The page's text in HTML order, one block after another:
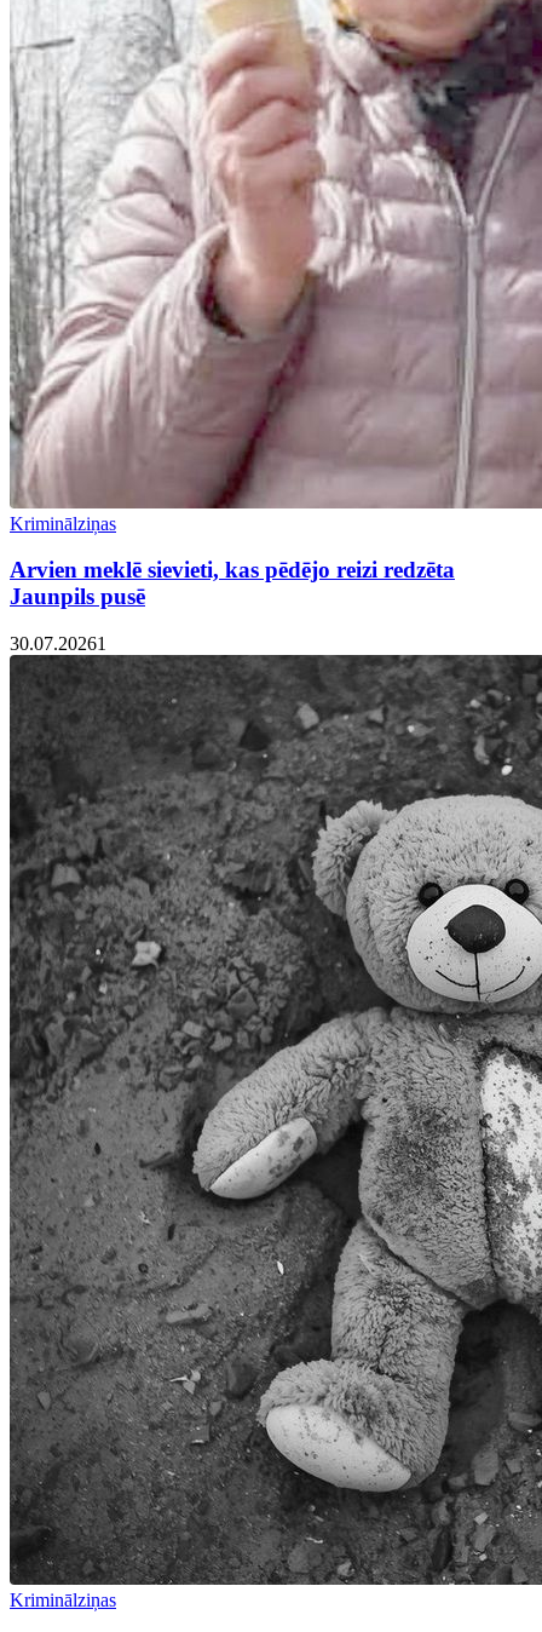
Kriminālziņas
Arvien meklē sievieti, kas pēdējo reizi redzēta
Jaunpils pusē
30.07.20261
Kriminālziņas